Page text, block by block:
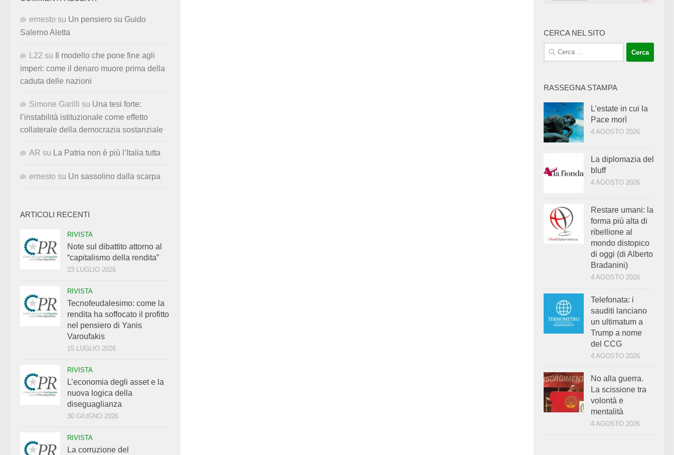
ernesto su Un pensiero su Guido
Salerno Aletta
L22 su
Il modello che pone fine agli
imperi: come il denaro muore prima della
caduta delle nazioni
Simone Garilli su Una tesi forte:
l’instabilità istituzionale come effetto
collaterale della democrazia sostanziale
AR su La Patria non è più l’Italia tutta
ernesto su Un sassolino dalla scarpa
ARTICOLI RECENTI
RIVISTA
Note sul dibattito attorno al
“capitalismo della rendita”
23 LUGLIO 2026
RIVISTA
Tecnofeudalesimo: come la
rendita ha soffocato il profitto
nel pensiero di Yanis
Varoufakis
15 LUGLIO 2026
RIVISTA
L’economia degli asset e la
nuova logica della
diseguaglianza
30 GIUGNO 2026
RIVISTA
La corruzione del
CERCA NEL SITO
Ricerca
per:
RASSEGNA STAMPA
L’estate in cui la
Pace morì
4 AGOSTO 2026
La diplomazia del
bluff
4 AGOSTO 2026
Restare umani: la
forma più alta di
ribellione al
mondo distopico
di oggi (di Alberto
Bradanini)
4 AGOSTO 2026
Telefonata: i
sauditi lanciano
un ultimatum a
Trump a nome
del CCG
4 AGOSTO 2026
No alla guerra.
La scissione tra
volontà e
mentalità
4 AGOSTO 2026